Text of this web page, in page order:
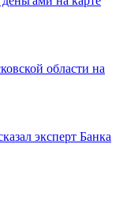
области на
эксперт Банка